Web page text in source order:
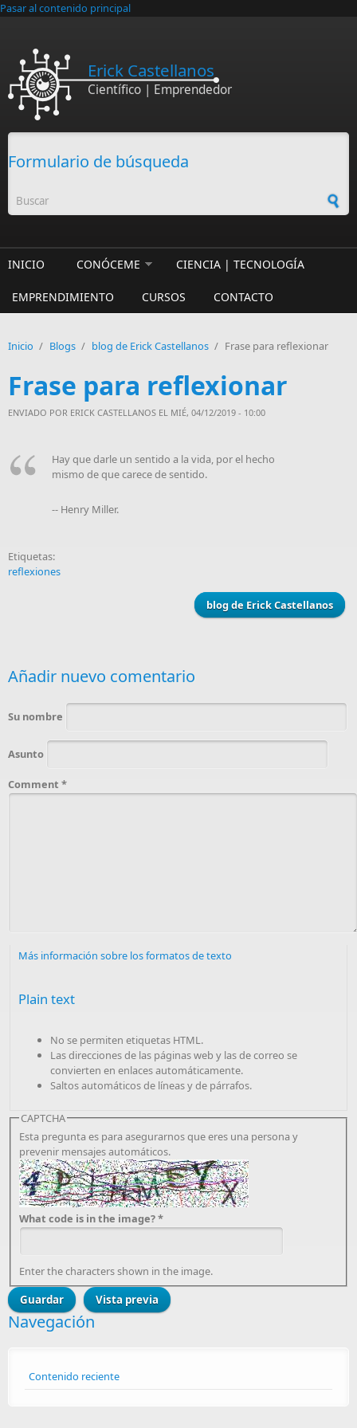
Pasar al contenido principal
Erick Castellanos
Científico | Emprendedor
Formulario de búsqueda
INICIO CONÓCEME CIENCIA | TECNOLOGÍA
EMPRENDIMIENTO CURSOS CONTACTO
Inicio / Blogs / blog de Erick Castellanos / Frase para reflexionar
Frase para reflexionar
ENVIADO POR ERICK CASTELLANOS EL MIÉ, 04/12/2019 - 10:00
Hay que darle un sentido a la vida, por el hecho
mismo de que carece de sentido.
-- Henry Miller.
Etiquetas:
reflexiones
blog de Erick Castellanos
Añadir nuevo comentario
Su nombre
Asunto
Comment *
Más información sobre los formatos de texto
Plain text
No se permiten etiquetas HTML.
Las direcciones de las páginas web y las de correo se
convierten en enlaces automáticamente.
Saltos automáticos de líneas y de párrafos.
CAPTCHA
Esta pregunta es para asegurarnos que eres una persona y
prevenir mensajes automáticos.
What code is in the image?*
Enter the characters shown in the image.
Navegación
Contenido reciente